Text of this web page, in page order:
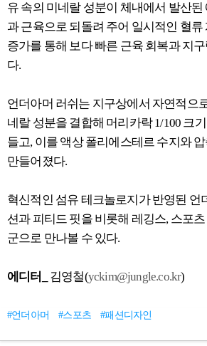
유 속의 미네랄 성분이 체내에서 발산된
과 근육으로 되돌려 주어 일시적인 혈
증가를 통해 보다 빠른 근육 회복과 지
다.
언더아머 러쉬는 지구상에서 자연적으
네랄 성분을 결합해 머리카락 1/100 크
들고, 이를 액상 폴리에스테르 수지와
만들어졌다.
혁신적인 섬유 테크놀로지가 반영된 언
션과 피티드 핏을 비롯해 레깅스, 스포
군으로 만나볼 수 있다.
에디터_ 김영철(yckim@jungle.co.kr)
#언더아머 #스포츠 #패션디자인